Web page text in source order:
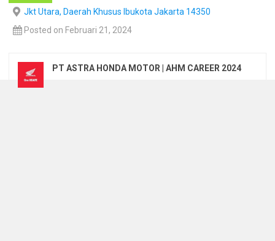
Jkt Utara, Daerah Khusus Ibukota Jakarta 14350
Posted on Februari 21, 2024
PT ASTRA HONDA MOTOR | AHM CAREER 2024